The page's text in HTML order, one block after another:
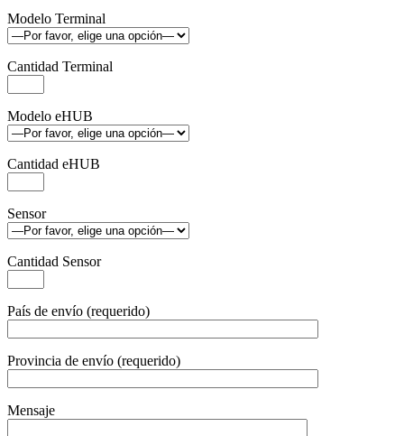
Modelo Terminal
Cantidad Terminal
Modelo eHUB
Cantidad eHUB
Sensor
Cantidad Sensor
País de envío (requerido)
Provincia de envío (requerido)
Mensaje